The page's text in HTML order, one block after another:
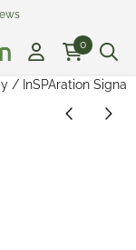
of sta
0
/ InSPAration